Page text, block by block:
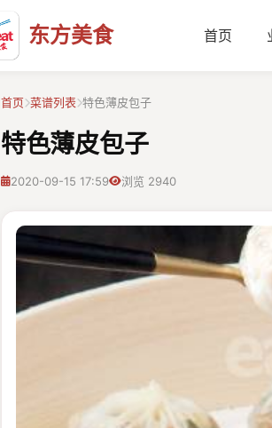
东方美食 首页
首页 菜谱列表 特色薄皮包子
特色薄皮包子
2020-09-15 17:59 浏览 2940